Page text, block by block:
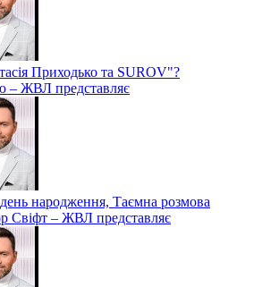
Приходько та SUROV"?
– ЖВЛ представляє
народження, Таємна розмова
Свіфт – ЖВЛ представляє